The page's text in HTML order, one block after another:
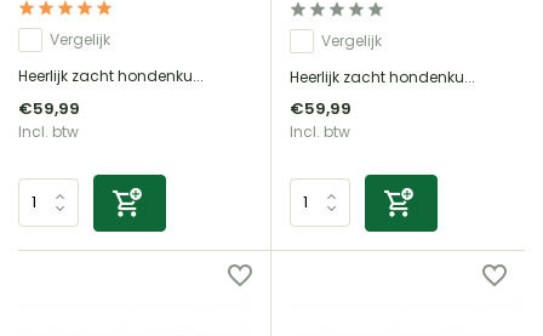
Vergelijk
Heerlijk zacht hondenku...
€59,99
Incl. btw
Vergelijk
Heerlijk zacht hondenku...
€59,99
Incl. btw